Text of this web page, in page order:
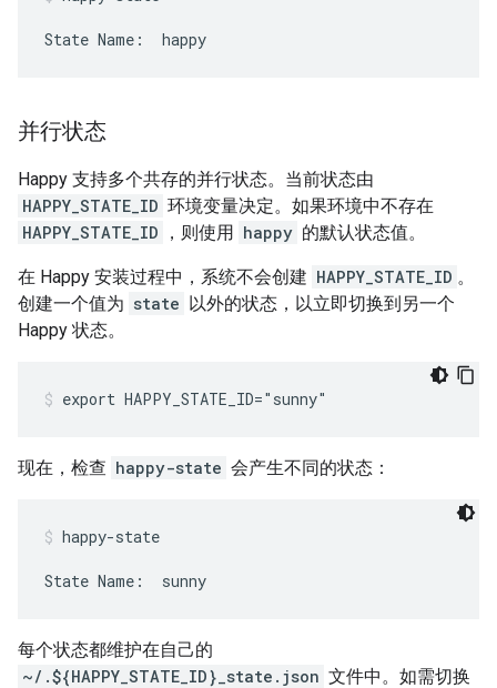
State Name:  happy
并行状态
Happy 支持多个共存的并行状态。当前状态由
HAPPY_STATE_ID 环境变量决定。如果环境中不存在
HAPPY_STATE_ID
，则使用 happy 的默认状态值。
在 Happy 安装过程中，系统不会创建 HAPPY_STATE_ID 。
创建一个值为 state 以外的状态，以立即切换到另一个
Happy 状态。
export HAPPY_STATE_ID="sunny"
现在，检查 happy-state 会产生不同的状态：
happy-state
State Name:  sunny
每个状态都维护在自己的
~/.${HAPPY_STATE_ID}_state.json 文件中。如需切换